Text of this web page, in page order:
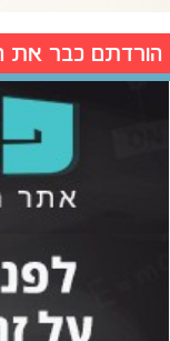
הורדתם כבר את